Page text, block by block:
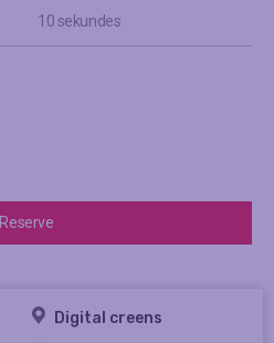
10 sekundes
Reserve
Digital creens